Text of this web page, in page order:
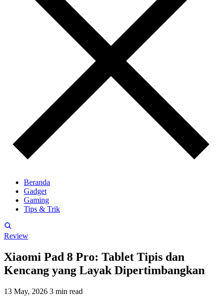
Beranda
Gadget
Gaming
Tips & Trik
Review
Xiaomi Pad 8 Pro: Tablet Tipis dan
Kencang yang Layak Dipertimbangkan
13 May, 2026 3 min read